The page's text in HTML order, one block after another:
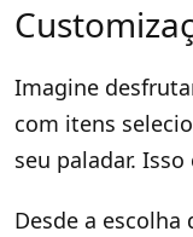
Imagine
com itens
seu paladar.
Desde a